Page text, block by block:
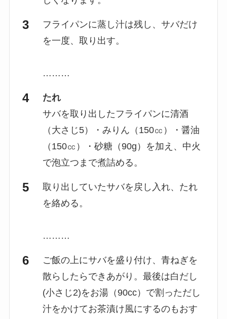
フライパンに蒸し汁は残し、サバだけ
を一度、取り出す。
………
たれ
サバを取り出したフライパンに清酒
（大さじ5）・みりん（150㏄）・醤油
（150㏄）・砂糖（90g）を加え、中火
で泡立つまで煮詰める。
取り出していたサバを戻し入れ、たれ
を絡める。
………
ご飯の上にサバを盛り付け、青ねぎを
散らしたらできあがり。最後は白だし
(小さじ2)をお湯（90cc）で割っただし
汁をかけてお茶漬け風にするのもおす